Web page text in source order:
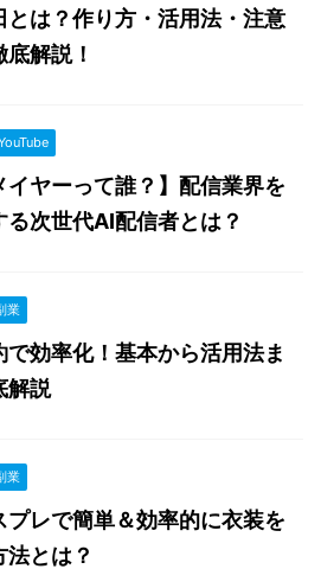
とは？作り方・活用法・注意
底解説！
イヤーって誰？】配信業界を
る次世代AI配信者とは？
業
で効率化！基本から活用法ま
解説
業
プレで簡単＆効率的に衣装を
法とは？